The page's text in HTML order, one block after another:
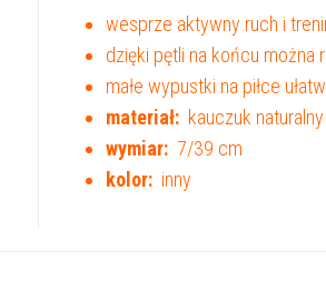
wesprze aktywny ruch i
dzięki pętli na końcu można
małe wypustki na piłce
materiał: kauczuk naturalny
wymiar: 7/39 cm
kolor: inny